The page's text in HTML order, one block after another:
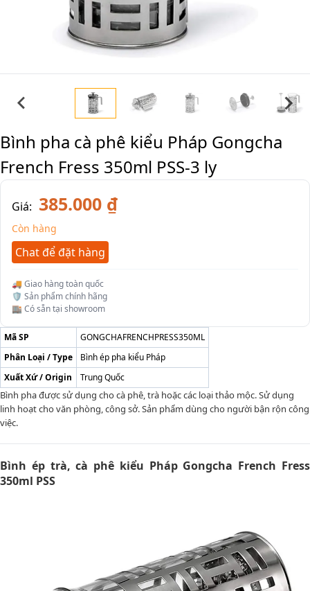
Bình pha cà phê kiểu Pháp Gongcha
French Fress 350ml PSS-3 ly
Giá: 385.000 ₫
Còn hàng
Chat để đặt hàng
🚚 Giao hàng toàn quốc
🛡️ Sản phẩm chính hãng
🏬 Có sẵn tại showroom
Mã SP
GONGCHAFRENCHPRESS350ML
Phân Loại / Type
Bình ép pha kiểu Pháp
Xuất Xứ / Origin
Trung Quốc
Bình pha được sử dụng cho cà phê, trà hoặc các loại thảo mộc. Sử dụng
linh hoạt cho văn phòng, công sở. Sản phẩm dùng cho người bận rộn công
việc.
Bình ép trà, cà phê kiểu Pháp Gongcha French Fress
350ml PSS